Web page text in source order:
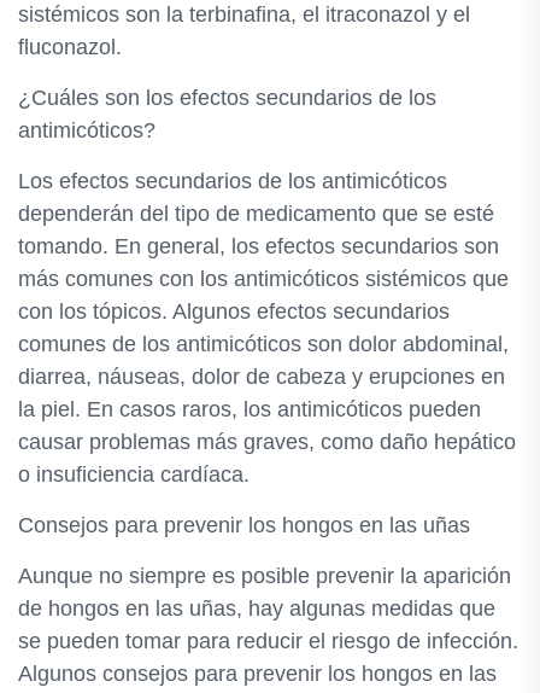
sistémicos son la terbinafina, el itraconazol y el
fluconazol.
¿Cuáles son los efectos secundarios de los
antimicóticos?
Los efectos secundarios de los antimicóticos
dependerán del tipo de medicamento que se esté
tomando. En general, los efectos secundarios son
más comunes con los antimicóticos sistémicos que
con los tópicos. Algunos efectos secundarios
comunes de los antimicóticos son dolor abdominal,
diarrea, náuseas, dolor de cabeza y erupciones en
la piel. En casos raros, los antimicóticos pueden
causar problemas más graves, como daño hepático
o insuficiencia cardíaca.
Consejos para prevenir los hongos en las uñas
Aunque no siempre es posible prevenir la aparición
de hongos en las uñas, hay algunas medidas que
se pueden tomar para reducir el riesgo de infección.
Algunos consejos para prevenir los hongos en las